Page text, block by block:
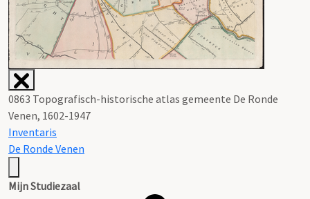
0863 Topografisch-historische atlas gemeente De Ronde
Venen, 1602-1947
Inventaris
De Ronde Venen
Mijn Studiezaal